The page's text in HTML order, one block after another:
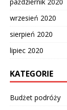
wrzesień 2020
sierpień 2020
lipiec 2020
KATEGORIE
Budżet podróży